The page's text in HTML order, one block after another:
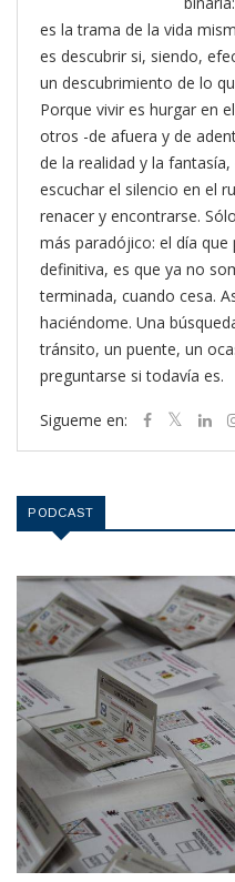
es la trama de la vida
es descubrir si, siendo,
un descubrimiento de lo
Porque vivir es hurgar en
otros -de afuera y de
de la realidad y la
escuchar el silencio en el
renacer y encontrarse.
más paradójico: el día
definitiva, es que ya no
terminada, cuando cesa.
haciéndome. Una
tránsito, un puente, un
preguntarse si todavía es.
Sigueme en:
PODCAST